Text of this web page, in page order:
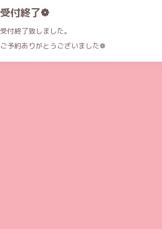
受付終了❁
受付終了致しました。
ご予約ありがとうございました❁